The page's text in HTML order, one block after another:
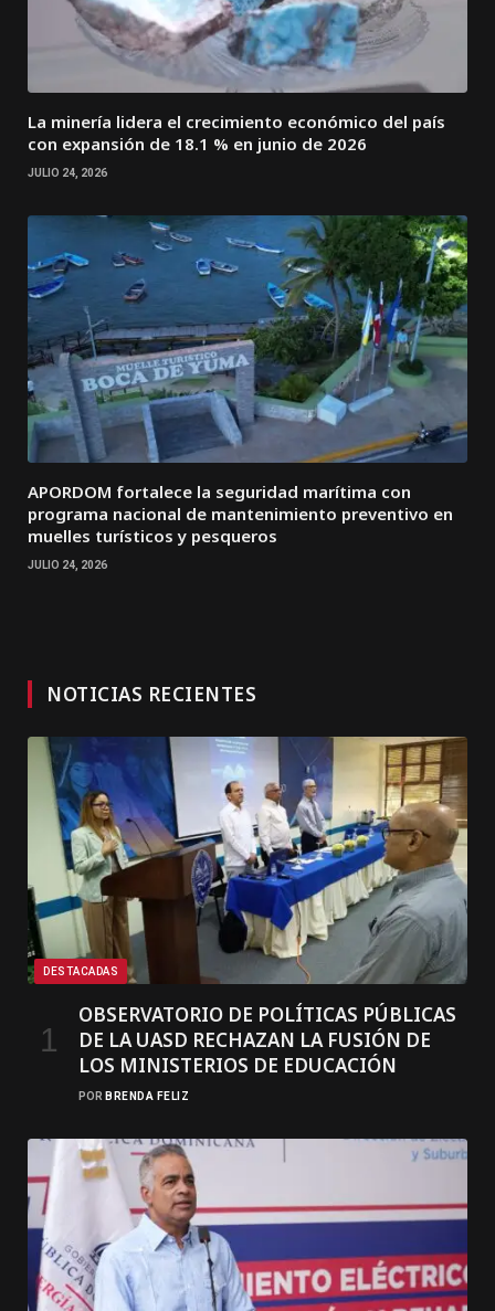
La minería lidera el crecimiento económico del país
con expansión de 18.1 % en junio de 2026
JULIO 24, 2026
APORDOM fortalece la seguridad marítima con
programa nacional de mantenimiento preventivo en
muelles turísticos y pesqueros
JULIO 24, 2026
NOTICIAS RECIENTES
DESTACADAS
OBSERVATORIO DE POLÍTICAS PÚBLICAS
DE LA UASD RECHAZAN LA FUSIÓN DE
LOS MINISTERIOS DE EDUCACIÓN
POR BRENDA FELIZ